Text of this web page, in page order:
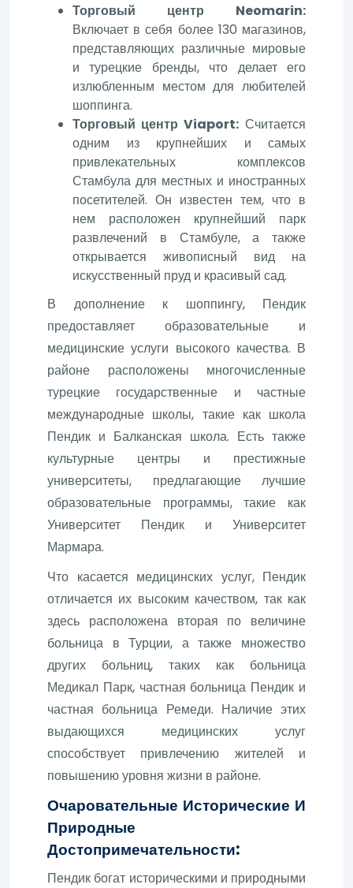
Торговый центр Neomarin:
Включает в себя более 130 магазинов,
представляющих различные мировые
и турецкие бренды, что делает его
излюбленным местом для любителей
шоппинга.
Торговый центр Viaport: Считается
одним из крупнейших и самых
привлекательных комплексов
Стамбула для местных и иностранных
посетителей. Он известен тем, что в
нем расположен крупнейший парк
развлечений в Стамбуле, а также
открывается живописный вид на
искусственный пруд и красивый сад.
В дополнение к шоппингу, Пендик
предоставляет образовательные и
медицинские услуги высокого качества. В
районе расположены многочисленные
турецкие государственные и частные
международные школы, такие как школа
Пендик и Балканская школа. Есть также
культурные центры и престижные
университеты, предлагающие лучшие
образовательные программы, такие как
Университет Пендик и Университет
Мармара.
Что касается медицинских услуг, Пендик
отличается их высоким качеством, так как
здесь расположена вторая по величине
больница в Турции, а также множество
других больниц, таких как больница
Медикал Парк, частная больница Пендик и
частная больница Ремеди. Наличие этих
выдающихся медицинских услуг
способствует привлечению жителей и
повышению уровня жизни в районе.
Очаровательные Исторические И
Природные
Достопримечательности:
Пендик богат историческими и природными